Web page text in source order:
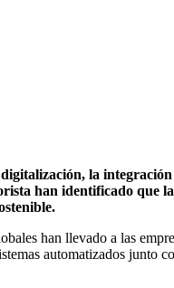
la
han identificado que
han llevado a las
automatizados junto